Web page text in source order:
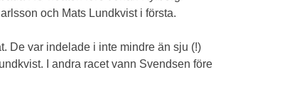
och Mats Lundkvist i första.
De var indelade i inte mindre än sju (!)
I andra racet vann Svendsen före